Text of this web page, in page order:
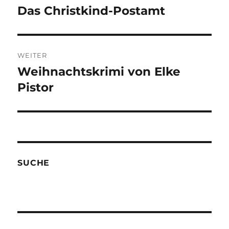
Vorheriger
Das Christkind-Postamt
WEITER
Nächster
Beitrag:
Weihnachtskrimi von Elke
Pistor
SUCHE